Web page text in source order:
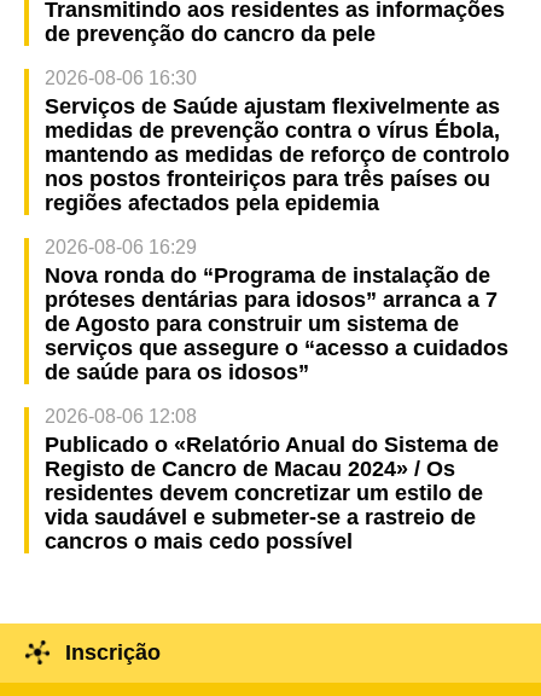
Transmitindo aos residentes as informações
de prevenção do cancro da pele
2026-08-06 16:30
Serviços de Saúde ajustam flexivelmente as
medidas de prevenção contra o vírus Ébola,
mantendo as medidas de reforço de controlo
nos postos fronteiriços para três países ou
regiões afectados pela epidemia
2026-08-06 16:29
Nova ronda do “Programa de instalação de
próteses dentárias para idosos” arranca a 7
de Agosto para construir um sistema de
serviços que assegure o “acesso a cuidados
de saúde para os idosos”
2026-08-06 12:08
Publicado o «Relatório Anual do Sistema de
Registo de Cancro de Macau 2024» / Os
residentes devem concretizar um estilo de
vida saudável e submeter-se a rastreio de
cancros o mais cedo possível
Inscrição